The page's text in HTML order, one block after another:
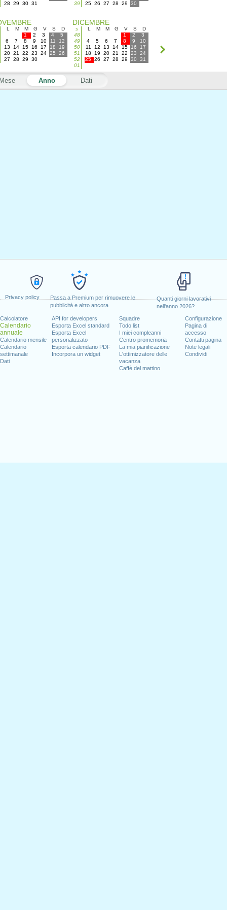
Privacy policy
Passa a Premium per rimuovere le
pubblicità e altro ancora
Quanti giorni lavorativi
nell'anno 2026?
Calcolatore
Calendario
annuale
Calendario mensile
Calendario
settimanale
Dati
API for developers
Esporta Excel standard
Esporta Excel
personalizzato
Esporta calendario PDF
Incorpora un widget
Squadre
Todo list
I miei compleanni
Centro promemoria
La mia pianificazione
L'ottimizzatore delle
vacanza
Caffè del mattino
Configurazione
Pagina di
accesso
Contatti pagina
Note legali
Condividi
28
29 30 31
39
25 26 27 28 29 30
L M M G V S
D
1
2 3 4
5
6
7 8 9 10 11
12
13
14 15 16 17 18
19
20 21 22 23 24 25
26
27
28 29 30
DICEMBRE
s L M M G V S
D
48
1 2
3
49
4 5 6 7 8 9
10
50
11 12 13 14 15 16
17
51
18 19 20 21 22 23
24
52
25 26 27 28 29 30
31
01
Anno Dati